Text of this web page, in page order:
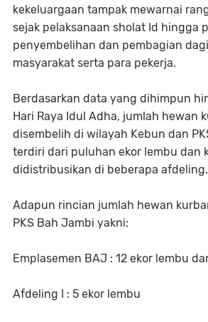
kekeluargaan tampak mewarnai
sejak pelaksanaan sholat Id hingga
penyembelihan dan pembagian
masyarakat serta para pekerja.
Berdasarkan data yang dihimpun
Hari Raya Idul Adha, jumlah hewan
disembelih di wilayah Kebun dan
terdiri dari puluhan ekor lembu dan
didistribusikan di beberapa afdeling.
Adapun rincian jumlah hewan
PKS Bah Jambi yakni:
Emplasemen BAJ : 12 ekor lembu
Afdeling I : 5 ekor lembu